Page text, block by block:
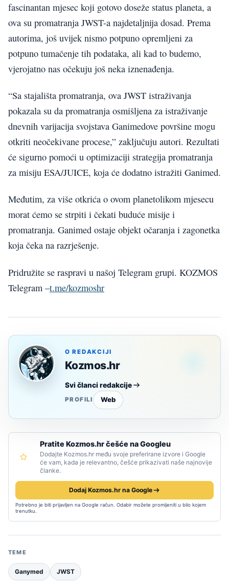
fascinantan mjesec koji gotovo doseže status planeta, a
ova su promatranja JWST-a najdetaljnija dosad. Prema
autorima, još uvijek nismo potpuno opremljeni za
potpuno tumačenje tih podataka, ali kad to budemo,
vjerojatno nas očekuju još neka iznenađenja.
“Sa stajališta promatranja, ova JWST istraživanja
pokazala su da promatranja osmišljena za istraživanje
dnevnih varijacija svojstava Ganimedove površine mogu
otkriti neočekivane procese,” zaključuju autori. Rezultati
će sigurno pomoći u optimizaciji strategija promatranja
za misiju ESA/JUICE, koja će dodatno istražiti Ganimed.
Međutim, za više otkrića o ovom planetolikom mjesecu
morat ćemo se strpiti i čekati buduće misije i
promatranja. Ganimed ostaje objekt očaranja i zagonetka
koja čeka na razrješenje.
Pridružite se raspravi u našoj Telegram grupi. KOZMOS
Telegram –t.me/kozmoshr
O REDAKCIJI
Kozmos.hr
Svi članci redakcije
PROFILI Web
Pratite Kozmos.hr češće na Googleu
Dodajte Kozmos.hr među svoje preferirane izvore i Google
će vam, kada je relevantno, češće prikazivati naše najnovije
članke.
Dodaj Kozmos.hr na Google
Potrebno je biti prijavljen na Google račun. Odabir možete promijeniti u bilo kojem
trenutku.
TEME
Ganymed JWST